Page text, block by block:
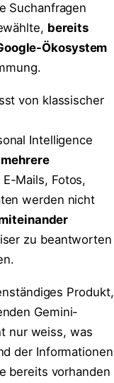
Suchanfragen
bereits
Ökosystem
von klassischer
Intelligence
E-Mails, Fotos,
werden nicht
zu beantworten
Produkt,
Gemini-
nur weiss, was
der Informationen
bereits vorhanden